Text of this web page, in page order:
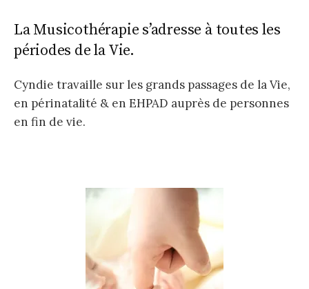
La Musicothérapie s’adresse à toutes les
périodes de la Vie.
Cyndie travaille sur les grands passages de la Vie,
en périnatalité & en EHPAD auprès de personnes
en fin de vie.